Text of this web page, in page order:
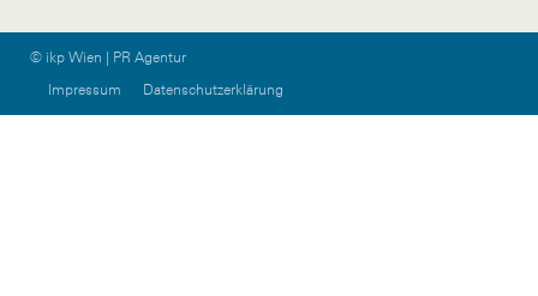
© ikp Wien | PR Agentur
Impressum
Datenschutzerklärung